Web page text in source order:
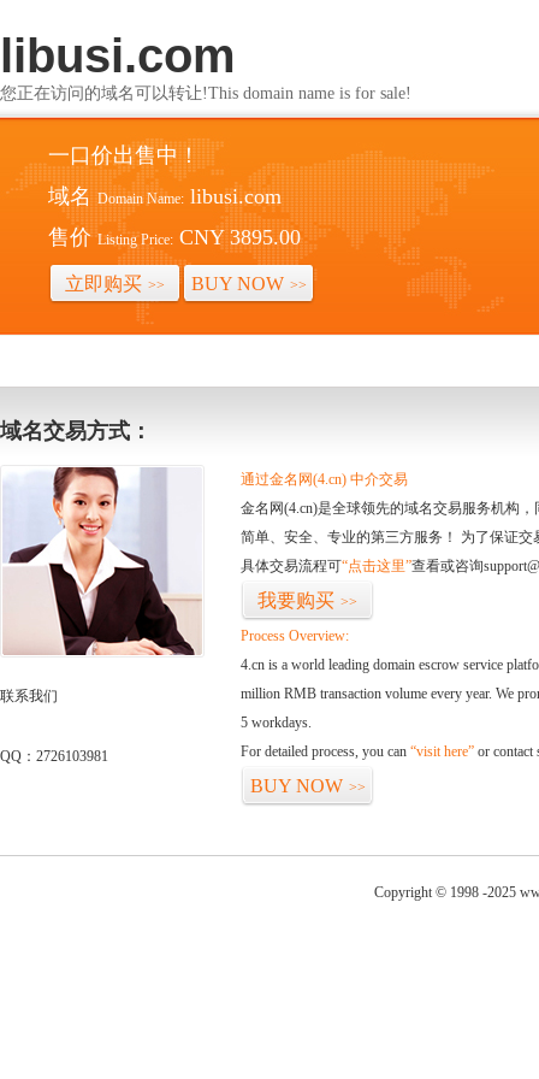
libusi.com
您正在访问的域名可以转让!This domain name is for sale!
一口价出售中！
域名 Domain Name: libusi.com
售价 Listing Price: CNY 3895.00
立即购买 >> BUY NOW >>
域名交易方式：
联系我们
QQ：2726103981
通过金名网(4.cn) 中介交易
金名网(4.cn)是全球领先的域名交易服务机构
简单、安全、专业的第三方服务！ 为了保证
具体交易流程可“点击这里”查看或咨询
我要购买 >>
Process Overview:
4.cn is a world leading domain escrow service
million RMB transaction volume every year. We
5 workdays.
For detailed process, you can “visit here” or contact
BUY NOW >>
Copyright © 1998 -2025